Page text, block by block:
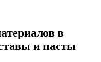
в
и пасты